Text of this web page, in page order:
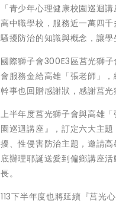
「青少年心理健康校園巡迴
高中職學校，服務近一萬四
騷擾防治的知識與概念，讓學
國際獅子會300E3區莒光獅
會服務金給高雄「張老師」
幹事也回贈感謝狀，感謝莒
上半年度莒光獅子會與高雄
園巡迴講座』，訂定六大主
擾、性侵害防治主題，邀請
底辦理耶誕送愛到偏鄉講座
長。
113下半年度也將延續『莒光